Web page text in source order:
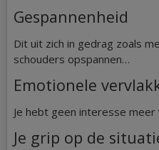
Gespannenheid
Dit uit zich in gedrag zoals
schouders opspannen…
Emotionele
Je hebt geen interesse
Je grip op de